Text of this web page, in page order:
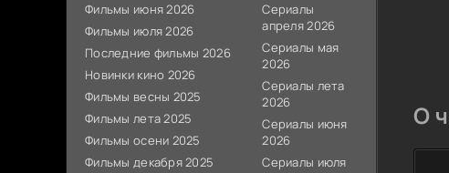
Фильмы июня 2026
Фильмы июля 2026
Последние фильмы 2026
Новинки кино 2026
Фильмы весны 2025
Фильмы лета 2025
Фильмы осени 2025
Фильмы декабря 2025
Сериалы
апреля 2026
Сериалы мая
2026
Сериалы лета
2026
Сериалы июня
2026
Сериалы июля
О